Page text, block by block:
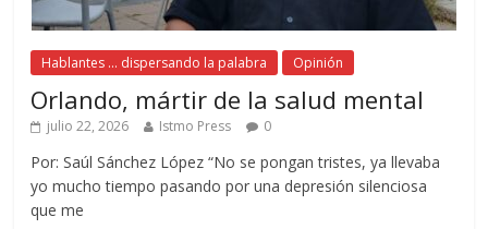
Hablantes ... dispersando la palabra Opinión
Orlando, mártir de la salud mental
julio 22, 2026 Istmo Press 0
Por: Saúl Sánchez López “No se pongan tristes, ya llevaba
yo mucho tiempo pasando por una depresión silenciosa
que me